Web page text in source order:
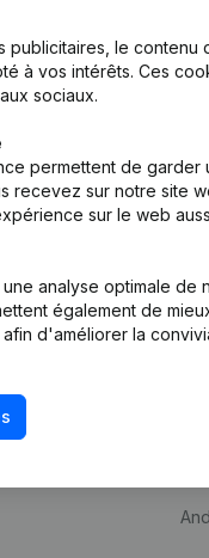
publicitaires, le
à vos intérêts. Ces
sociaux.
permettent de garder
recevez sur notre site
sur le web
analyse optimale
également de
d'améliorer la